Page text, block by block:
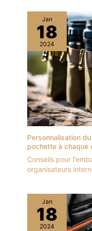
Jan
18
2024
Personnalisation
pochette à chaque
Conseils pour
organisateurs
Jan
18
2024